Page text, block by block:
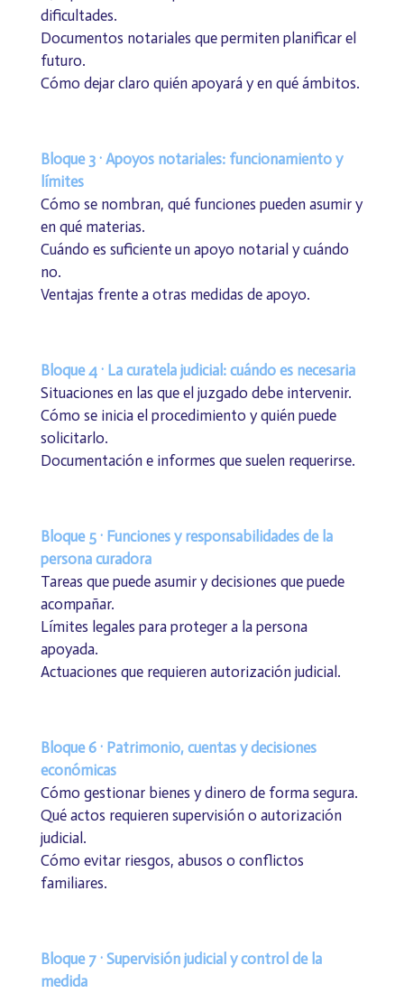
dificultades.
Documentos notariales que permiten planificar el
futuro.
Cómo dejar claro quién apoyará y en qué ámbitos.
Bloque 3 · Apoyos notariales: funcionamiento y
límites
Cómo se nombran, qué funciones pueden asumir y
en qué materias.
Cuándo es suficiente un apoyo notarial y cuándo
no.
Ventajas frente a otras medidas de apoyo.
Bloque 4 · La curatela judicial: cuándo es necesaria
Situaciones en las que el juzgado debe intervenir.
Cómo se inicia el procedimiento y quién puede
solicitarlo.
Documentación e informes que suelen requerirse.
Bloque 5 · Funciones y responsabilidades de la
persona curadora
Tareas que puede asumir y decisiones que puede
acompañar.
Límites legales para proteger a la persona
apoyada.
Actuaciones que requieren autorización judicial.
Bloque 6 · Patrimonio, cuentas y decisiones
económicas
Cómo gestionar bienes y dinero de forma segura.
Qué actos requieren supervisión o autorización
judicial.
Cómo evitar riesgos, abusos o conflictos
familiares.
Bloque 7 · Supervisión judicial y control de la
medida